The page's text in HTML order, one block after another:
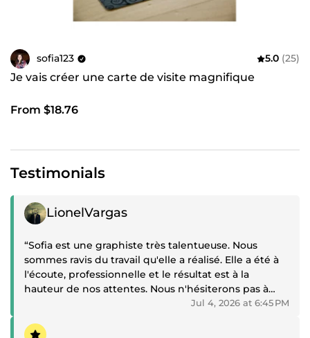
sofia123 5.0 (25)
Je vais créer une carte de visite magnifique
From $18.76
Testimonials
Positive review
LionelVargas
“Sofia est une graphiste très talentueuse. Nous
sommes ravis du travail qu'elle a réalisé. Elle a été à
l'écoute, professionnelle et le résultat est à la
hauteur de nos attentes. Nous n'hésiterons pas à
faire de nouveau appel à ses services si nous en
Jul 4, 2026 at 6:45 PM
Positive review